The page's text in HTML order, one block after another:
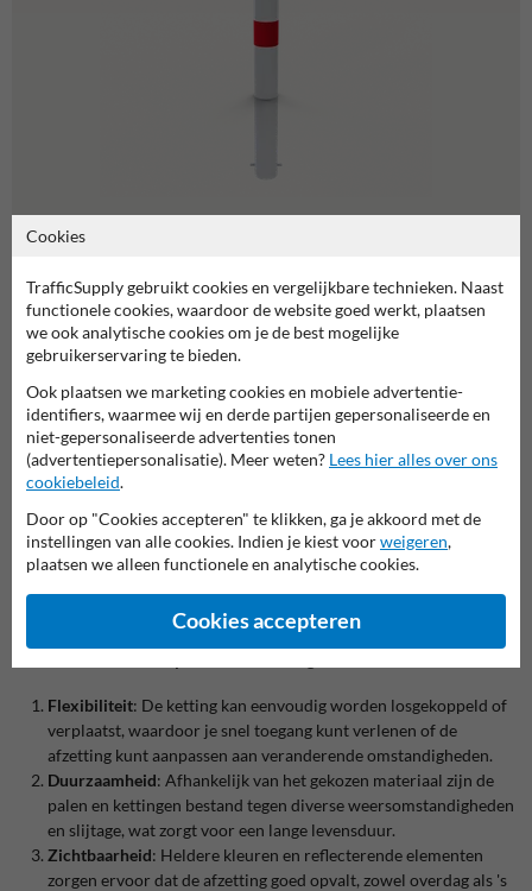
Afzetpalen met ketting
Wat zijn afzetpalen met ketting?
Afzetpalen met ketting bestaan uit verticale palen die, in tegenstelling
tot bijvoorbeeld
barrière die ongewenste toegang voorkomt en duidelijk aangeeft
welke gebieden zijn afgebakend. De paaltjes kunnen vervaardigd zijn
van diverse materialen, zoals kunststof of staal, en zijn vaak voorzien
van opvallende kleuren of reflecterende elementen voor extra
Flexibiliteit: De ketting kan eenvoudig worden losgekoppeld of
verplaatst, waardoor je snel toegang kunt verlenen of de
afzetting kunt aanpassen aan veranderende omstandigheden.
Duurzaamheid: Afhankelijk van het gekozen materiaal zijn de
palen en kettingen bestand tegen diverse weersomstandigheden
en slijtage, wat zorgt voor een lange levensduur.
Zichtbaarheid: Heldere kleuren en reflecterende elementen
zorgen ervoor dat de afzetting goed opvalt, zowel overdag als 's
Cookies
TrafficSupply gebruikt cookies en vergelijkbare technieken. Naast
functionele cookies, waardoor de website goed werkt, plaatsen
we ook analytische cookies om je de best mogelijke
gebruikerservaring te bieden.
Ook plaatsen we marketing cookies en mobiele advertentie-
identifiers, waarmee wij en derde partijen gepersonaliseerde en
niet-gepersonaliseerde advertenties tonen
(advertentiepersonalisatie). Meer weten? Lees hier alles over ons
cookiebeleid.
Door op "Cookies accepteren" te klikken, ga je akkoord met de
instellingen van alle cookies. Indien je kiest voorweigeren,
plaatsen we alleen functionele en analytische cookies.
Cookies accepteren